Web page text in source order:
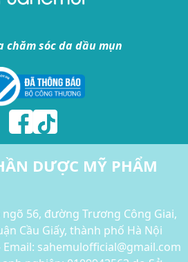
chăm sóc da dầu mụn
DƯỢC MỸ PHẨM
ngõ 56, đường Trương Công Giai,
Cầu Giấy, thành phố Hà Nội
Email: sahemulofficial@gmail.com